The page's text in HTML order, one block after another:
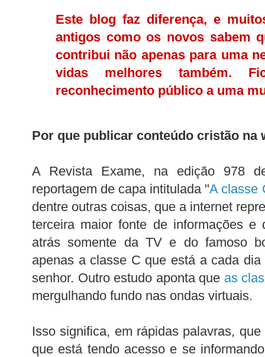
Este blog faz diferença, e
antigos como os novos sabem
contribui não apenas para uma
vidas melhores também.
reconhecimento público a uma
Por que publicar conteúdo cristão na
A Revista Exame, na edição 978
reportagem de capa intitulada "A classe
dentre outras coisas, que a internet
terceira maior fonte de informações e
atrás somente da TV e do famoso
apenas a classe C que está a cada
senhor. Outro estudo aponta que as
mergulhando fundo nas ondas virtuais.
Isso significa, em rápidas palavras,
que está tendo acesso e se